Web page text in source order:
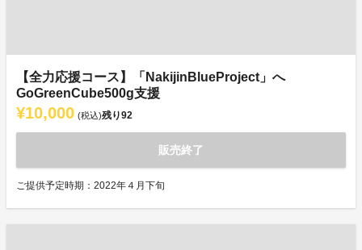
【全力応援コース】「NakijinBlueProject」へ
GoGreenCube500g支援
¥10,000 (税込)残り92
販売終了
ご提供予定時期：2022年４月下旬